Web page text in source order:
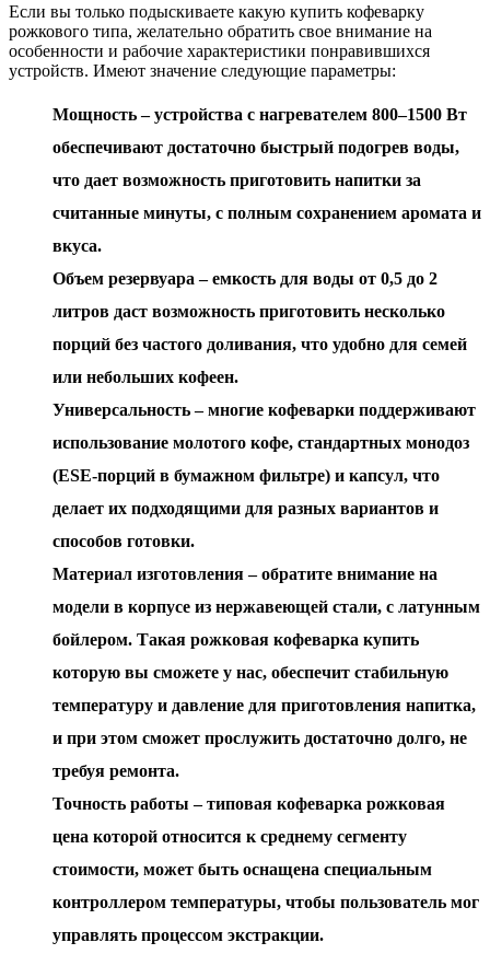
Если вы только подыскиваете какую купить кофеварку
рожкового типа, желательно обратить свое внимание на
особенности и рабочие характеристики понравившихся
устройств. Имеют значение следующие параметры:
Мощность – устройства с нагревателем 800–1500 Вт
обеспечивают достаточно быстрый подогрев воды,
что дает возможность приготовить напитки за
считанные минуты, с полным сохранением аромата и
вкуса.
Объем резервуара – емкость для воды от 0,5 до 2
литров даст возможность приготовить несколько
порций без частого доливания, что удобно для семей
или небольших кофеен.
Универсальность – многие кофеварки поддерживают
использование молотого кофе, стандартных монодоз
(ESE-порций в бумажном фильтре) и капсул, что
делает их подходящими для разных вариантов и
способов готовки.
Материал изготовления – обратите внимание на
модели в корпусе из нержавеющей стали, с латунным
бойлером. Такая рожковая кофеварка купить
которую вы сможете у нас, обеспечит стабильную
температуру и давление для приготовления напитка,
и при этом сможет прослужить достаточно долго, не
требуя ремонта.
Точность работы – типовая кофеварка рожковая
цена которой относится к среднему сегменту
стоимости, может быть оснащена специальным
контроллером температуры, чтобы пользователь мог
управлять процессом экстракции.